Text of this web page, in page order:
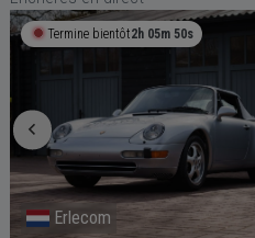
Enchère en cours6j 2h 15m
Provence-Alpes-Cote D'Azur